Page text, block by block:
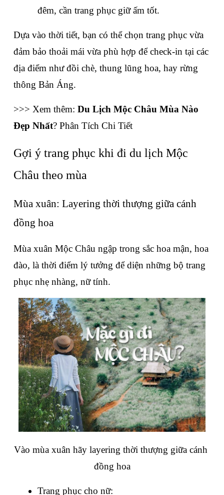
đêm, cần trang phục giữ ấm tốt.
Dựa vào thời tiết, bạn có thể chọn trang phục vừa
đảm bảo thoải mái vừa phù hợp để check-in tại các
địa điểm như đồi chè, thung lũng hoa, hay rừng
thông Bản Áng.
>>> Xem thêm: Du Lịch Mộc Châu Mùa Nào
Đẹp Nhất? Phân Tích Chi Tiết
Gợi ý trang phục khi đi du lịch Mộc
Châu theo mùa
Mùa xuân: Layering thời thượng giữa cánh
đồng hoa
Mùa xuân Mộc Châu ngập trong sắc hoa mận, hoa
đào, là thời điểm lý tưởng để diện những bộ trang
phục nhẹ nhàng, nữ tính.
Vào mùa xuân hãy layering thời thượng giữa cánh
đồng hoa
Trang phục cho nữ: